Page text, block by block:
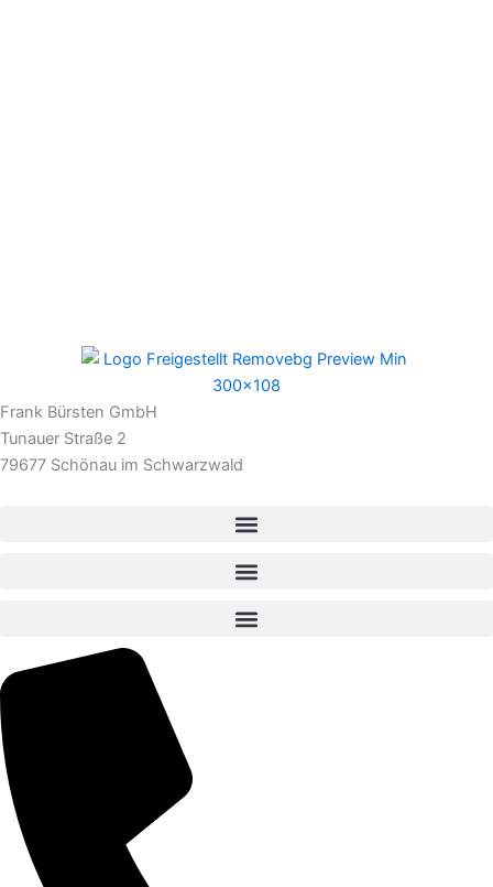
Frank Bürsten GmbH
Tunauer Straße 2
79677 Schönau im Schwarzwald